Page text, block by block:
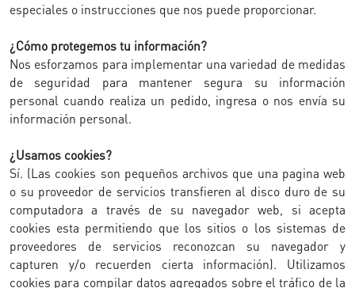
especiales o instrucciones que nos puede proporcionar.
¿Cómo protegemos tu información?
Nos esforzamos para implementar una variedad de medidas
de seguridad para mantener segura su información
personal cuando realiza un pedido, ingresa o nos envía su
información personal.
¿Usamos cookies?
Sí. (Las cookies son pequeños archivos que una pagina web
o su proveedor de servicios transfieren al disco duro de su
computadora a través de su navegador web, si acepta
cookies esta permitiendo que los sitios o los sistemas de
proveedores de servicios reconozcan su navegador y
capturen y/o recuerden cierta información). Utilizamos
cookies para compilar datos agregados sobre el tráfico de la